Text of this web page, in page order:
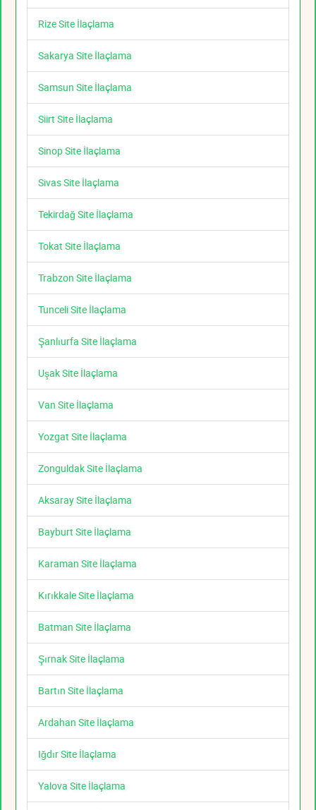
Rize Site İlaçlama
Sakarya Site İlaçlama
Samsun Site İlaçlama
Siirt Site İlaçlama
Sinop Site İlaçlama
Sivas Site İlaçlama
Tekirdağ Site İlaçlama
Tokat Site İlaçlama
Trabzon Site İlaçlama
Tunceli Site İlaçlama
Şanlıurfa Site İlaçlama
Uşak Site İlaçlama
Van Site İlaçlama
Yozgat Site İlaçlama
Zonguldak Site İlaçlama
Aksaray Site İlaçlama
Bayburt Site İlaçlama
Karaman Site İlaçlama
Kırıkkale Site İlaçlama
Batman Site İlaçlama
Şırnak Site İlaçlama
Bartın Site İlaçlama
Ardahan Site İlaçlama
Iğdır Site İlaçlama
Yalova Site İlaçlama